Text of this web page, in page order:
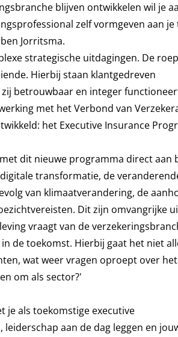
blijven ontwikkelen wil je
zelf vormgeven aan
Jorritsma.
strategische uitdagingen. De
Hierbij staan klantgedreven
betrouwbaar en integer
met het Verbond van
het Executive Insurance
dit nieuwe programma direct aan
transformatie, de
van klimaatverandering, de
Dit zijn omvangrijke
vraagt van de
de toekomst. Hierbij gaat het niet
wat weer vragen oproept over
om als sector?'
je als toekomstige executive
aan de dag leggen en